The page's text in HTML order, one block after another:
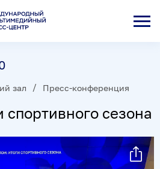
зал Пресс-конференция
спортивного сезона